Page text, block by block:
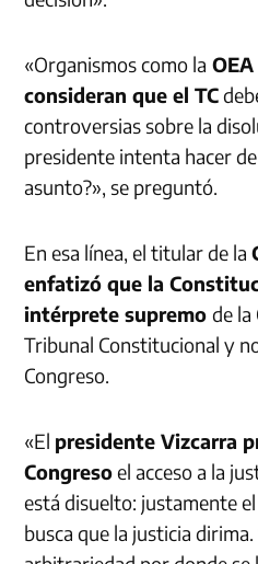
«Organismos como la
consideran que el TC
controversias sobre la
presidente intenta hacer
asunto?», se preguntó.
En esa línea, el titular de la
enfatizó que la
intérprete supremode la
Tribunal Constitucional y
Congreso.
«El presidente Vizcarra
Congresoel acceso a la
está disuelto: justamente
busca que la justicia